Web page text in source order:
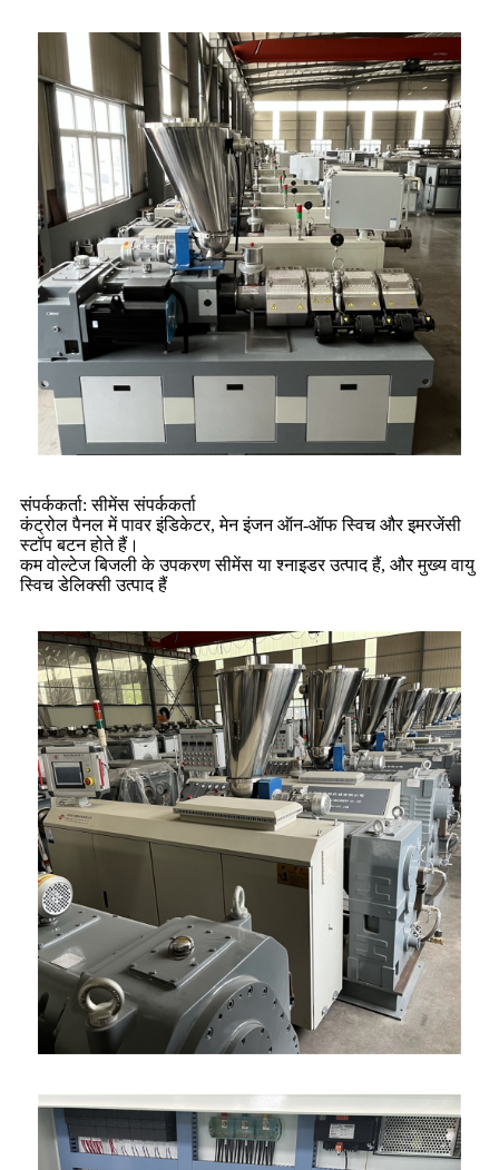
संपर्ककर्ता: सीमेंस संपर्ककर्ता
कंट्रोल पैनल में पावर इंडिकेटर, मेन इंजन ऑन-ऑफ स्विच और इमरजेंसी
स्टॉप बटन होते हैं।
कम वोल्टेज बिजली के उपकरण सीमेंस या श्नाइडर उत्पाद हैं, और मुख्य वायु
स्विच डेलिक्सी उत्पाद हैं